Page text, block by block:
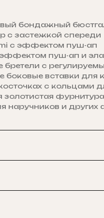
бондажный
с застежкой спереди
с эффектом пуш-ап
пуш-ап и
бретели с
боковые вставки
с кольцами
наручников и других